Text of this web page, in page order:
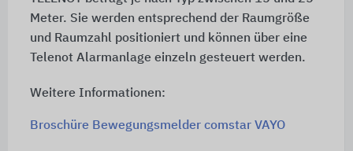
Meter. Sie werden entsprechend der Raumgröße
und Raumzahl positioniert und können über eine
Telenot Alarmanlage einzeln gesteuert werden.
Weitere Informationen:
Broschüre Bewegungsmelder comstar VAYO